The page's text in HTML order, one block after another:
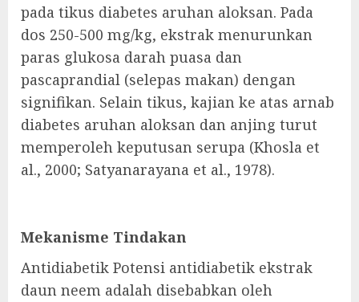
pada tikus diabetes aruhan aloksan. Pada
dos 250-500 mg/kg, ekstrak menurunkan
paras glukosa darah puasa dan
pascaprandial (selepas makan) dengan
signifikan. Selain tikus, kajian ke atas arnab
diabetes aruhan aloksan dan anjing turut
memperoleh keputusan serupa (Khosla et
al., 2000; Satyanarayana et al., 1978).
Mekanisme Tindakan
Antidiabetik Potensi antidiabetik ekstrak
daun neem adalah disebabkan oleh